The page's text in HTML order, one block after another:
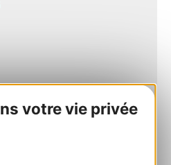
votre vie privée